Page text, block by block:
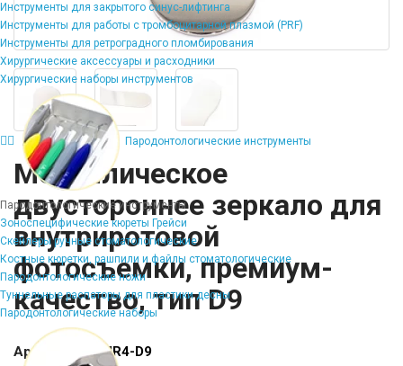
Инструменты для закрытого синус-лифтинга
Инструменты для работы с тромбоцитарной плазмой (PRF)
Инструменты для ретроградного пломбирования
Хирургические аксессуары и расходники
Хирургические наборы инструментов
Пародонтологические инструменты
Пародонтологические инструменты
Зоноспецифические кюреты Грейси
Скейлеры ручные стоматологические
Костные кюретки, рашпили и файлы стоматологические
Пародонтологические ножи
Туннельные распаторы для пластики десны
Пародонтологические наборы
Металлическое
двустороннее зеркало для
внутриротовой
фотосъемки, премиум-
качество, тип D9
Артикул:
PH-MR4-D9